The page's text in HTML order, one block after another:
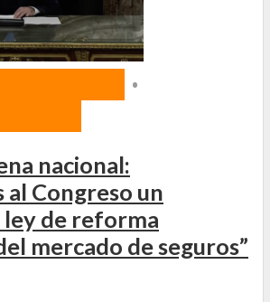
•
nacional:
al Congreso un
de reforma
mercado de seguros”